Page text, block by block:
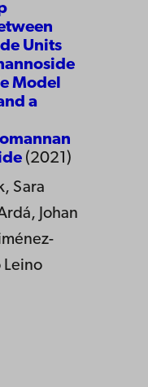
Units
Model
a
(2021)
Sara
Johan
Leino